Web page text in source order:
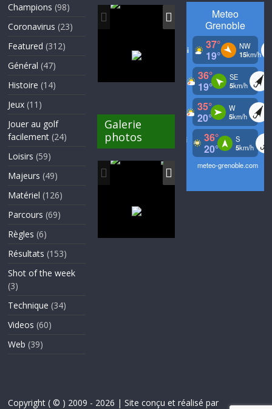
Champions (98)
Coronavirus (23)
Featured (312)
Général (47)
Histoire (14)
Jeux (11)
Jouer au golf
facilement (24)
Loisirs (59)
Majeurs (49)
Matériel (126)
Parcours (69)
Règles (6)
Résultats (153)
Shot of the week
(3)
Technique (34)
Videos (60)
Web (39)
Galerie
photos
Copyright ( © ) 2009 - 2026 | Site conçu et réalisé par